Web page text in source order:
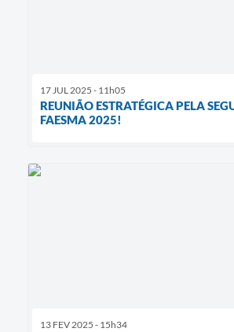
17 JUL 2025 - 11h05
REUNIÃO ESTRATÉGICA PELA
FAESMA 2025!
13 FEV 2025 - 15h34